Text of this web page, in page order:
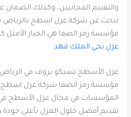
والتقييم المجانيين، وكذلك الضمان
تبحث عن شركة عزل اسطح بالرياض
مؤسسة رمز الصفا هي الخيار
عزل بحي الملك فهد
عزل الأسطح بسيكو بروف في الرياض
مؤسسة رمز الصفا شركة عزل اسطح
المؤسسات في مجال عزل الأسطح
تقديم أفضل حلول العزل بأعلى جودة